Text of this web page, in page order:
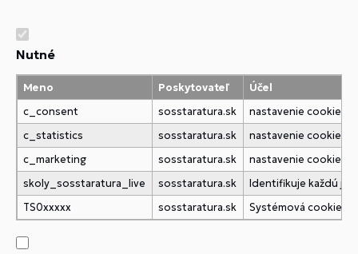
Nutné
Meno Poskytovateľ
Účel
c_consent
sosstaratura.sk
nastavenie cookies
c_statistics
sosstaratura.sk
nastavenie cookies
c_marketing
sosstaratura.sk
nastavenie cookies
skoly_sosstaratura_live
sosstaratura.sk
Identifikuje každú
TS0xxxxx
sosstaratura.sk Systémová cookies